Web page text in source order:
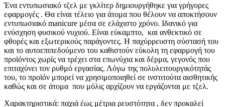
Ένα εντυπωσιακό τζελ με γκλίτερ δημιουργήθηκε για γρήγορες
εφαρμογές . Θα είναι τέλειο για άτομα που θέλουν να αποκτήσουν
εντυπωσιακό manicure μέσα σε ελάχιστο χρόνο. Ιδανικό για
ενύσχηση φυσικού νυχιού. Είναι εύκαμπτο, και ανθεκτικό σε
φθορές και εξωτερικούς παράγοντες. Η παχύρρευστη σύστασή του
και το αυτοεπιπεδούμενο του καθιστούν εύκολη τη εφαρμογή του
προϊόντος χωρίς να τρέχει στα επωνύχια και δέρμα, γεγονός που
επιταχύνει τον ρυθμό εργασίας. Λόγω της πολυλειτουργικότητάς
του, το προϊόν μπορεί να χρησιμοποιηθεί σε ινστιτούτα αισθητικής
καθώς και σε άτομα που μόλις αρχίζουν να εργάζονται με τζελ.
Χαρακτηριστικά: παχιά έως μέτρια ρευστότητα , δεν προκαλεί